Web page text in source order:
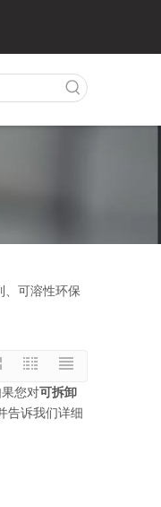
、可溶性环保
您对可拆卸
告诉我们详细